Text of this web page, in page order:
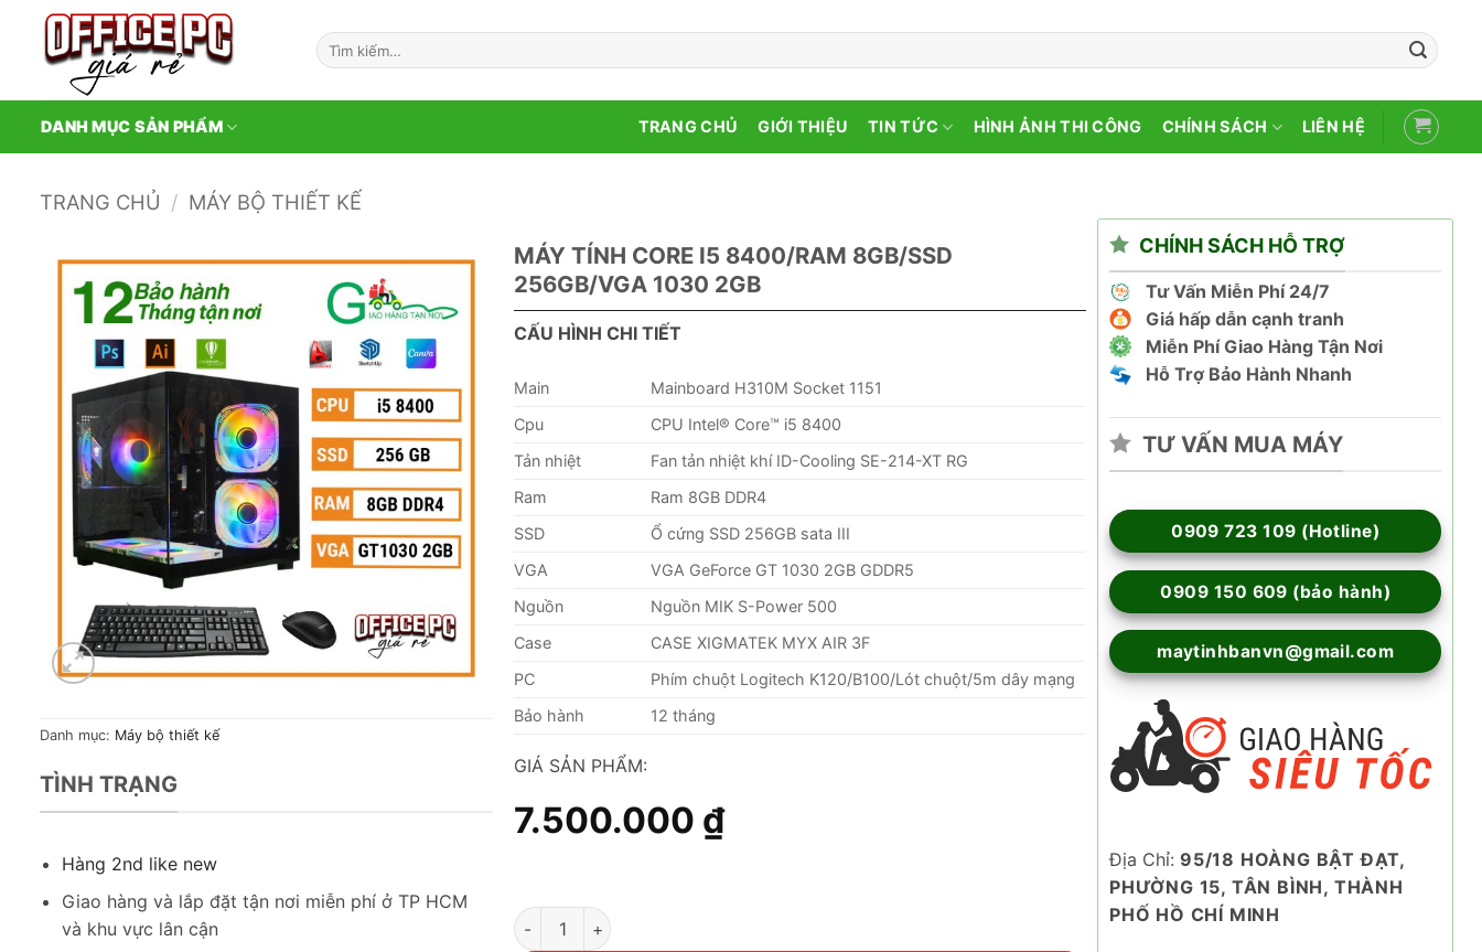
dung
Tìm
kiếm:
DANH MỤC SẢN PHẨM TRANG CHỦ GIỚI THIỆU TIN TỨC HÌNH ẢNH THI CÔNG CHÍNH SÁCH LIÊN HỆ
TRANG CHỦ / MÁY BỘ THIẾT KẾ
Danh mục: Máy bộ thiết kế
TÌNH TRẠNG
Hàng 2nd like new
Giao hàng và lắp đặt tận nơi miễn phí ở TP HCM
và khu vực lân cận
MÁY TÍNH CORE I5 8400/RAM 8GB/SSD
256GB/VGA 1030 2GB
CẤU HÌNH CHI TIẾT
Main
Mainboard H310M Socket 1151
Cpu
CPU Intel® Core™ i5 8400
Tản nhiệt
Fan tản nhiệt khí ID-Cooling SE-214-XT RG
Ram
Ram 8GB DDR4
SSD
Ổ cứng SSD 256GB sata III
VGA
VGA GeForce GT 1030 2GB GDDR5
Nguồn
Nguồn MIK S-Power 500
Case
CASE XIGMATEK MYX AIR 3F
PC
Phím chuột Logitech K120/B100/Lót chuột/5m dây mạng
Bảo hành
12 tháng
GIÁ SẢN PHẨM:
7.500.000 ₫
Máy tính Core i5 8400/Ram 8GB/SSD 256GB/VGA 1030 2GB số lượng
CHÍNH SÁCH HỖ TRỢ
Tư Vấn Miễn Phí 24/7
Giá hấp dẫn cạnh tranh
Miễn Phí Giao Hàng Tận Nơi
Hỗ Trợ Bảo Hành Nhanh
TƯ VẤN MUA MÁY
0909 723 109 (Hotline)
0909 150 609 (bảo hành)
maytinhbanvn@gmail.com
Địa Chỉ: 95/18 HOÀNG BẬT ĐẠT,
PHƯỜNG 15, TÂN BÌNH, THÀNH
PHỐ HỒ CHÍ MINH